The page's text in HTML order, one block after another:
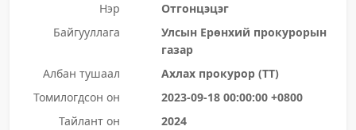
Нэр
Отгонцэцэг
Байгууллага
Улсын Ерөнхий прокурорын
газар
Албан тушаал
Ахлах прокурор (ТТ)
Томилогдсон он
2023-09-18 00:00:00 +0800
Тайлант он
2024